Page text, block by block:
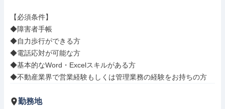
【必須条件】
◆障害者手帳
◆自力歩行ができる方
◆電話応対が可能な方
◆基本的なWord・Excelスキルがある方
◆不動産業界で営業経験もしくは管理業務の経験をお持ちの方
勤務地